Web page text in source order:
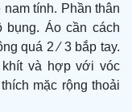
tính. Phần thân
bụng. Áo cần cách
quá 2 ⁄ 3 bắp tay.
và hợp với vóc
mặc rộng thoải